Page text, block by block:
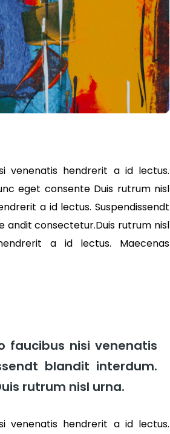
venenatis hendrerit a id lectus.
eget consente Duis rutrum nisl
a id lectus. Suspendissendt
andit consectetur.Duis rutrum nisl
a id lectus. Maecenas
faucibus nisi venenatis
blandit interdum.
rutrum nisl urna.
venenatis hendrerit a id lectus.